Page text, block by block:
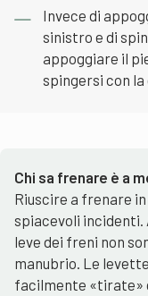
Invece di
sinistro e di
appoggiare il
spingersi con
Chi sa frenare è a
Riuscire a frenare
spiacevoli incidenti.
leve dei freni non
manubrio. Le
facilmente «tirate»